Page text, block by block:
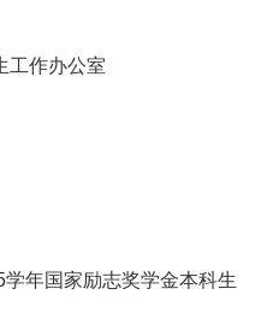
工作办公室
学年国家励志奖学金本科生